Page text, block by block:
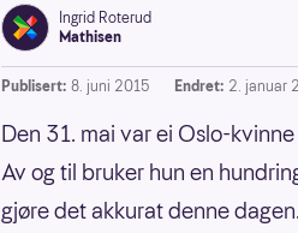
Ingrid Roterud
Mathisen
Publisert: 8. juni 2015 Endret: 2. januar
Den 31. mai var ei Oslo-
Av og til bruker hun en
gjøre det akkurat denne dagen.